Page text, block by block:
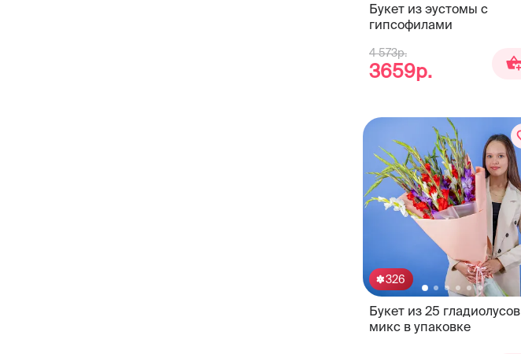
Букет из эустомы с
гипсофилами
4 573р.
3659р.
326
Букет из 25 гладиолусов
микс в упаковке